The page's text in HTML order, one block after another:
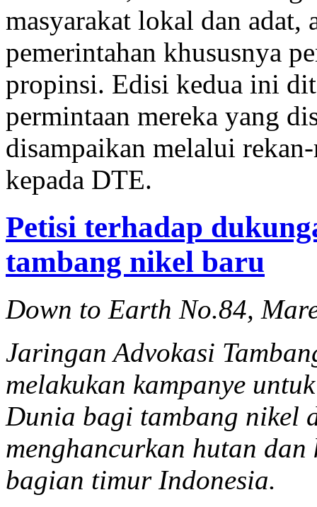
masyarakat lokal dan adat,
pemerintahan khususnya
propinsi. Edisi kedua ini
permintaan mereka yang
disampaikan melalui
kepada DTE.
Petisi terhadap
tambang nikel baru
Down to Earth No.84,
Jaringan Advokasi
melakukan kampanye
Dunia bagi tambang nikel
menghancurkan hutan
bagian timur Indonesia.